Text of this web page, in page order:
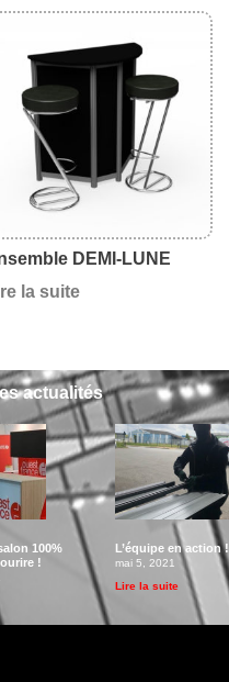
DEMI-LUNE
la suite
actualités
100%
!
L’équipe en action !
mai 5, 2021
Lire la suite